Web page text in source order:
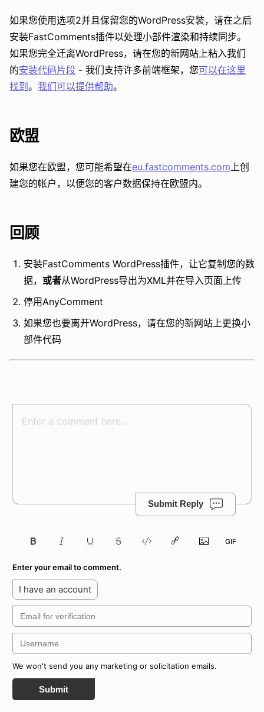
如果您使用选项2并且保留您的WordPress安装，请在之后
安装FastComments插件以处理小部件渲染和持续同步。
如果您完全迁离WordPress，请在您的新网站上粘入我们
的安装代码片段 - 我们支持许多前端框架，您可以在这里
找到 。 我们可以提供帮助。
欧盟
如果您在欧盟，您可能希望在eu.fastcomments.com上创
建您的帐户，以便您的客户数据保持在欧盟内。
回顾
安装FastComments WordPress插件，让它复制您的数
据， 或者从WordPress导出为XML并在导入页面上传
停用AnyComment
如果您也要离开WordPress，请在您的新网站上更换小
部件代码
Submit Reply
Enter your email to comment.
I have an account
We won't send you any marketing or solicitation emails.
Submit